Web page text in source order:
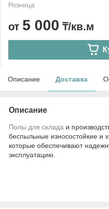
Розница
от 5 000 ₸/кв.м
Описание Доставка
Описание
Полы для склада и
беспыльные износостойкие и
которые обеспечивают
эксплуатацию.